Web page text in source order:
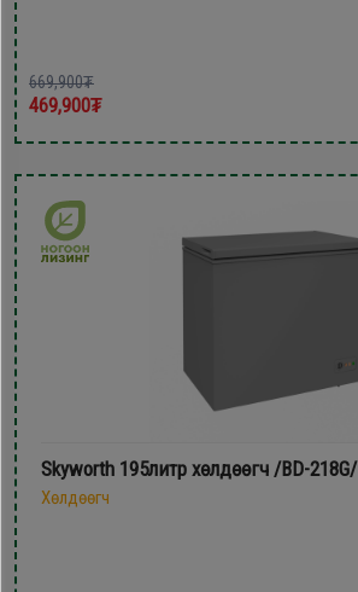
669,900₮
469,900₮
Skyworth 195литр xөлдөөгч /BD-218G/
Хөлдөөгч